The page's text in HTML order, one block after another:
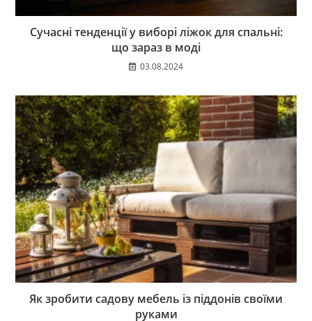
Сучасні тенденції у виборі ліжок для спальні:
що зараз в моді
03.08.2024
Як зробити садову мебель із піддонів своїми
руками